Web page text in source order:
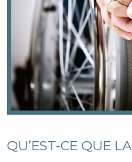
QU’EST-CE QUE LA